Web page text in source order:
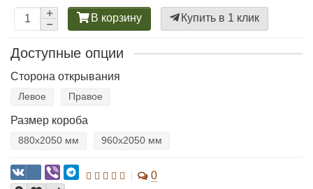
В корзину Купить в 1 клик
Доступные опции
Сторона открывания
Левое Правое
Размер короба
880х2050 мм 960х2050 мм
0